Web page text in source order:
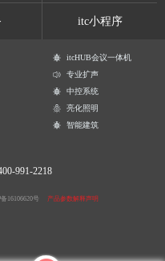
itc小程序
itcHUB会议一体机
专业扩声
中控系统
亮化照明
智能建筑
991-2218
16106620号 产品参数解释声明